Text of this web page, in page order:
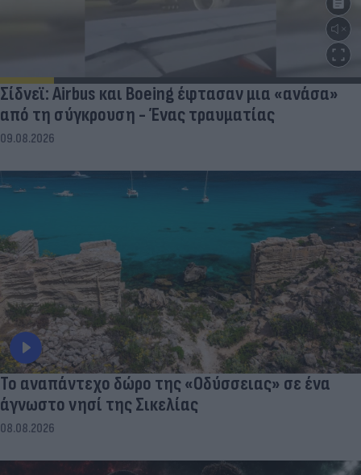
Σίδνεϊ: Airbus και Boeing έφτασαν μια «ανάσα»
από τη σύγκρουση - Ένας τραυματίας
09.08.2026
To αναπάντεχο δώρο της «Οδύσσειας» σε ένα
άγνωστο νησί της Σικελίας
08.08.2026